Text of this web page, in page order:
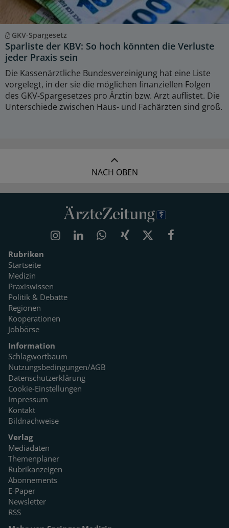
GKV-Spargesetz
Sparliste der KBV: So hoch könnten die Verluste
jeder Praxis sein
Die Kassenärztliche Bundesvereinigung hat eine Liste
vorgelegt, in der sie die möglichen finanziellen Folgen
des GKV-Spargesetzes pro Ärztin bzw. Arzt auflistet. Die
Unterschiede zwischen Haus- und Fachärzten sind groß.
NACH OBEN
Rubriken
Startseite
Medizin
Praxiswissen
Politik & Debatte
Regionen
Kooperationen
Jobbörse
Information
Schlagwortbaum
Nutzungsbedingungen/AGB
Datenschutzerklärung
Cookie-Einstellungen
Impressum
Kontakt
Bildnachweise
Verlag
Mediadaten
Themenplaner
Rubrikanzeigen
Abonnements
E-Paper
Newsletter
RSS